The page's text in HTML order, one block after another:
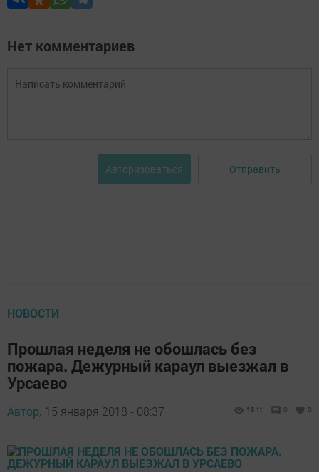
Нет комментариев
Авторизоваться Отправить
НОВОСТИ
Прошлая неделя не обошлась без
пожара. Дежурный караул выезжал в
Урсаево
Автор, 15 января 2018 - 08:37 1841 0 0